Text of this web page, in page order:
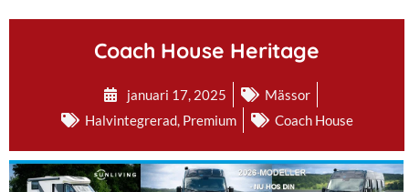
Coach House Heritage
januari 17, 2025
Mässor
Halvintegrerad, Premium Coach House